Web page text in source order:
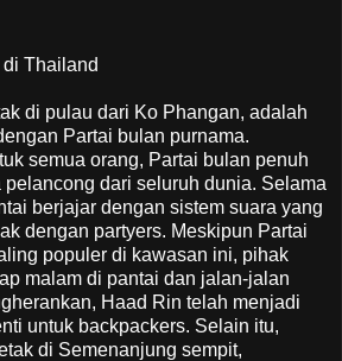
Thailand
di pulau dari Ko Phangan, adalah
Partai bulan purnama.
semua orang, Partai bulan penuh
dari seluruh dunia. Selama
berjajar dengan sistem suara yang
dengan partyers. Meskipun Partai
populer di kawasan ini, pihak
malam di pantai dan jalan-jalan
Haad Rin telah menjadi
untuk backpackers. Selain itu,
di Semenanjung sempit,